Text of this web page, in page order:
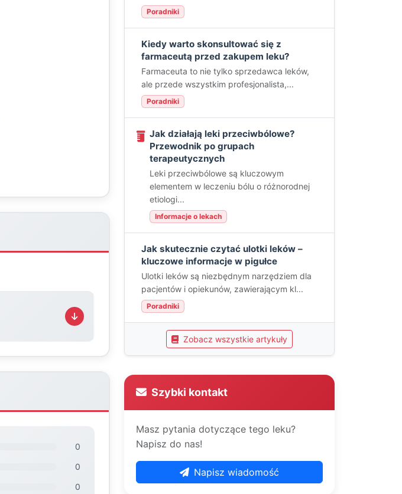
0
0
0
Poradniki
Kiedy warto skonsultować się z
farmaceutą przed zakupem leku?
Farmaceuta to nie tylko sprzedawca leków,
ale przede wszystkim profesjonalista,...
Poradniki
Jak działają leki przeciwbólowe?
Przewodnik po grupach
terapeutycznych
Leki przeciwbólowe są kluczowym
elementem w leczeniu bólu o różnorodnej
etiologi...
Informacje o lekach
Jak skutecznie czytać ulotki leków –
kluczowe informacje w pigułce
Ulotki leków są niezbędnym narzędziem dla
pacjentów i opiekunów, zawierającym kl...
Poradniki
Zobacz wszystkie artykuły
Szybki kontakt
Masz pytania dotyczące tego leku?
Napisz do nas!
Napisz wiadomość